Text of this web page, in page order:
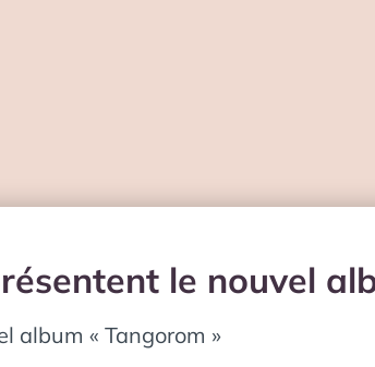
le nouvel
album « Tangorom »